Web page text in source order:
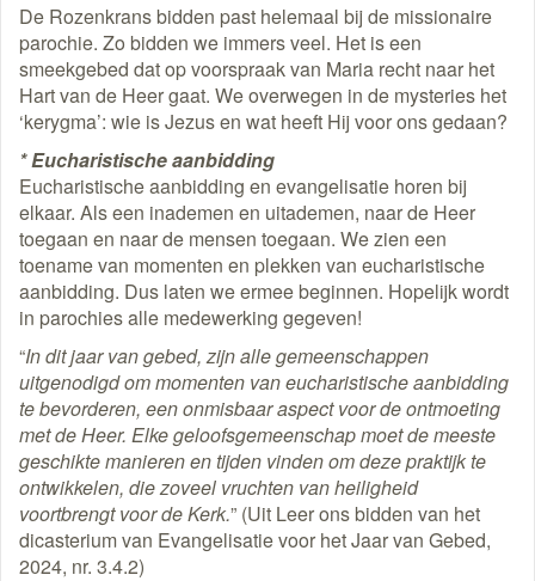
De Rozenkrans bidden past helemaal bij de missionaire
parochie. Zo bidden we immers veel. Het is een
smeekgebed dat op voorspraak van Maria recht naar het
Hart van de Heer gaat. We overwegen in de mysteries het
‘kerygma’: wie is Jezus en wat heeft Hij voor ons gedaan?
* Eucharistische aanbidding
Eucharistische aanbidding en evangelisatie horen bij
elkaar. Als een inademen en uitademen, naar de Heer
toegaan en naar de mensen toegaan. We zien een
toename van momenten en plekken van eucharistische
aanbidding. Dus laten we ermee beginnen. Hopelijk wordt
in parochies alle medewerking gegeven!
“In dit jaar van gebed, zijn alle gemeenschappen
uitgenodigd om momenten van eucharistische aanbidding
te bevorderen, een onmisbaar aspect voor de ontmoeting
met de Heer. Elke geloofsgemeenschap moet de meeste
geschikte manieren en tijden vinden om deze praktijk te
ontwikkelen, die zoveel vruchten van heiligheid
voortbrengt voor de Kerk.” (Uit Leer ons bidden van het
dicasterium van Evangelisatie voor het Jaar van Gebed,
2024, nr. 3.4.2)